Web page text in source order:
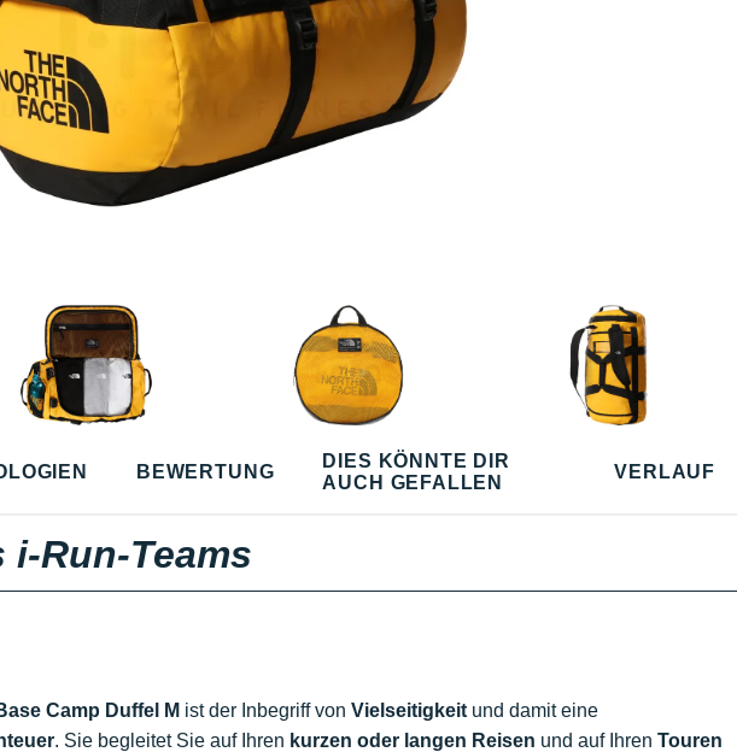
BEWERTUNG
DIES KÖNNTE DIR
AUCH GEFALLEN
VERLAUF
i-Run-Teams
Camp Duffel M ist der Inbegriff von Vielseitigkeit und damit eine
. Sie begleitet Sie auf Ihren kurzen oder langen Reisen und auf Ihren Touren